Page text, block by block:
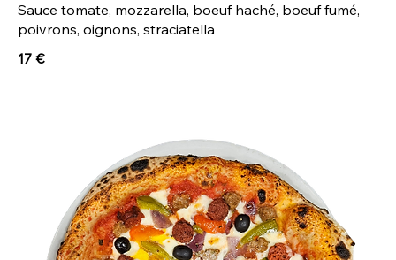
Sauce tomate, mozzarella, boeuf haché, boeuf fumé,
poivrons, oignons, straciatella
17 €